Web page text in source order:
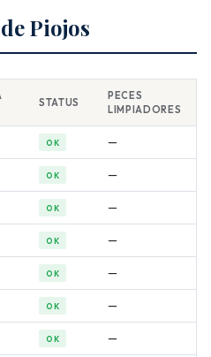
Piojos
STATUS
PECES
LIMPIADORES
OK —
OK —
OK —
OK —
OK —
OK —
OK —